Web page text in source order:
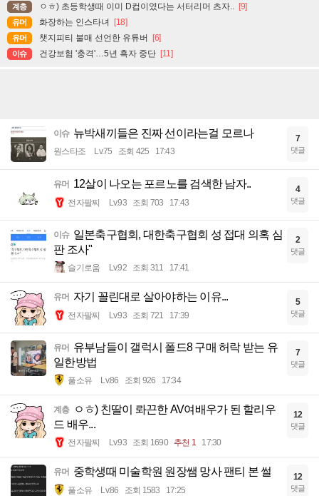
계층 ㅇㅎ) 초등학생때 이미 D컵이였다는 서터리머 츠자.. [9]
유머 화장하는 인스타녀 [18]
유머 챗지피티 불매 선언한 유튜버 [6]
이슈 건강보험 '충격'…5년 흑자 중단 [11]
이슈 뉴박새끼들은 진짜 선이라는걸 모르나
원스타조 Lv.75 조회 425 17:43
7
댓글
유머 12살이 나오는 포르노를 검색한 남자..
전자팔찌 Lv.93 조회 703 17:43
4
댓글
이슈 일본축구협회, 대한축구협회 성 접대 의혹 심
판 조사"
슬기로움 Lv.92 조회 311 17:41
2
댓글
유머 자기 꼴린대로 살아야하는 이유...
전자팔찌 Lv.93 조회 721 17:39
5
댓글
유머 유부남들이 갤럭시 폴드8 구매 허락 받는 유
일한방법
풀소유 Lv.86 조회 926 17:34
7
댓글
계층
ㅇㅎ) 친딸이 롸끈한 AV여배우가 된 할리우
드 배우...
전자팔찌 Lv.93 조회 1690 추천 1 17:30
12
댓글
유머 중학생때 미술학원 원장쌤 망사 팬티 본 썰
풀소유 Lv.86 조회 1583 17:25
12
댓글